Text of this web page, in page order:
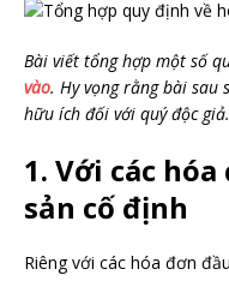
Bài viết tổng hợp một số
vào. Hy vọng rằng bài sau
hữu ích đối với quý độc giả.
1. Với các
sản cố định
Riêng với các hóa đơn